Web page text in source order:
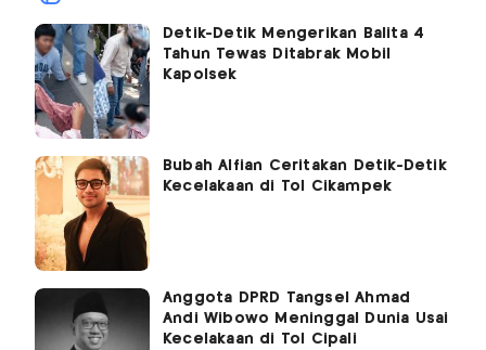
Detik-Detik Mengerikan Balita 4
Tahun Tewas Ditabrak Mobil
Kapolsek
Bubah Alfian Ceritakan Detik-Detik
Kecelakaan di Tol Cikampek
Anggota DPRD Tangsel Ahmad
Andi Wibowo Meninggal Dunia Usai
Kecelakaan di Tol Cipali